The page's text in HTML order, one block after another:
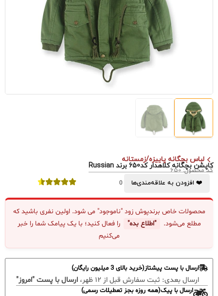
لباس بچگانه پاییزه/زمستانه
کاپشن بچگانه کلاهدار کد650 برند Russian
کد محصول: 650
❤️ افزودن به علاقه‌مندی‌ها
0
محصولات خاص برندپوش زود "ناموجود" می شود. اولین نفری باشید که
مطلع می‌شود.
"اطلاع بده"
را فعال کنید؛ با یک پیامک شما را خبر
می‌کنیم
ارسال با پست پیشتاز(خرید بالای 3 میلیون رایگان)
ارسال بعدی: ثبت سفارش قبل از ۱۲ ظهر، ارسال با پست "امروز"
ارسال با پیک(همه روزه بجز تعطیلات رسمی)